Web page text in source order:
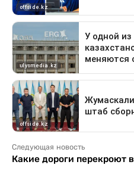
Следующая новость
Какие дороги перекроют